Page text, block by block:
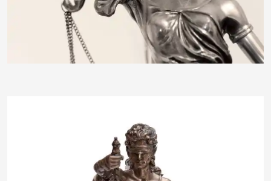
insektivor212